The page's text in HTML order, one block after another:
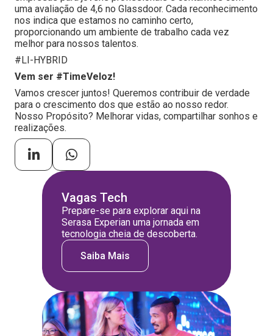
uma avaliação de 4,6 no Glassdoor. Cada reconhecimento
nos indica que estamos no caminho certo,
proporcionando um ambiente de trabalho cada vez
melhor para nossos talentos.
#LI-HYBRID
Vem ser #TimeVeloz!
Vamos crescer juntos! Queremos contribuir de verdade
para o crescimento dos que estão ao nosso redor.
Nosso Propósito? Melhorar vidas, compartilhar sonhos e
realizações.
Vagas Tech
Prepare-se para explorar aqui na
Serasa Experian uma jornada em
tecnologia cheia de descoberta.
Saiba Mais